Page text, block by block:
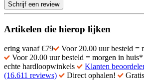
Schrijf een review
Artikelen die hierop lijken
€79 Voor 20.00 uur besteld = morgen
Voor 20.00 uur besteld = morgen in huis*
echte hardloopwinkels
Klanten
(16.611 reviews)
Direct ophalen!